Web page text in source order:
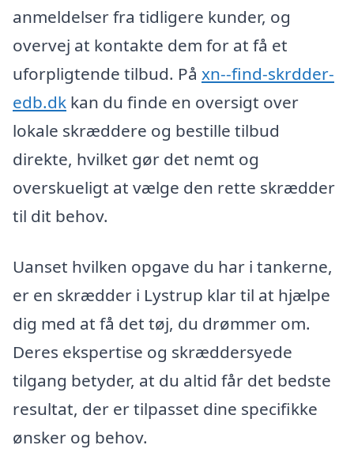
anmeldelser fra tidligere kunder, og
overvej at kontakte dem for at få et
uforpligtende tilbud. På xn--find-skrdder-
edb.dk kan du finde en oversigt over
lokale skræddere og bestille tilbud
direkte, hvilket gør det nemt og
overskueligt at vælge den rette skrædder
til dit behov.
Uanset hvilken opgave du har i tankerne,
er en skrædder i Lystrup klar til at hjælpe
dig med at få det tøj, du drømmer om.
Deres ekspertise og skræddersyede
tilgang betyder, at du altid får det bedste
resultat, der er tilpasset dine specifikke
ønsker og behov.